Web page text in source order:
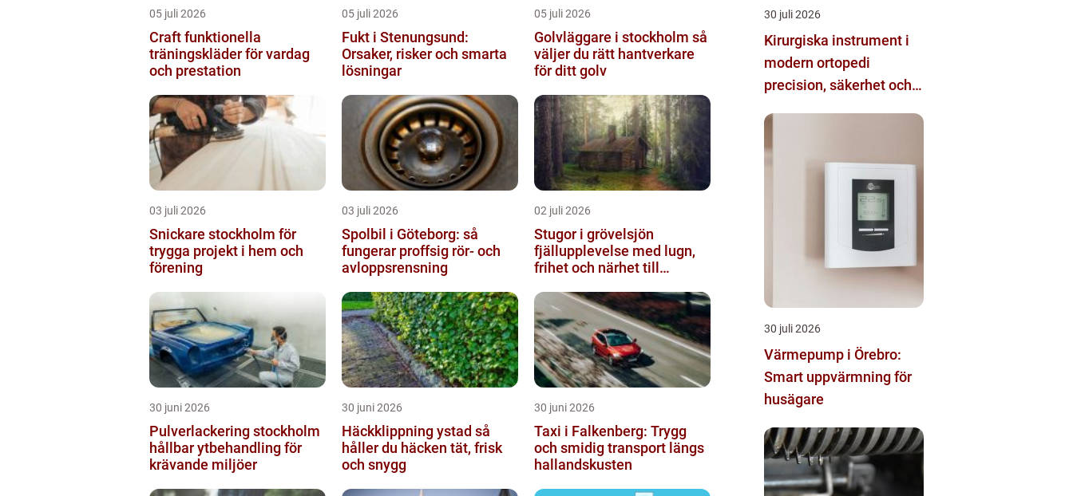
05 juli 2026
Craft funktionella
träningskläder för vardag
och prestation
05 juli 2026
Fukt i Stenungsund:
Orsaker, risker och smarta
lösningar
05 juli 2026
Golvläggare i stockholm så
väljer du rätt hantverkare
för ditt golv
03 juli 2026
Snickare stockholm för
trygga projekt i hem och
förening
03 juli 2026
Spolbil i Göteborg: så
fungerar proffsig rör- och
avloppsrensning
02 juli 2026
Stugor i grövelsjön
fjällupplevelse med lugn,
frihet och närhet till
30 juni 2026
Pulverlackering stockholm
hållbar ytbehandling för
krävande miljöer
30 juni 2026
Häckklippning ystad så
håller du häcken tät, frisk
och snygg
30 juni 2026
Taxi i Falkenberg: Trygg
och smidig transport längs
hallandskusten
30 juli 2026
Kirurgiska instrument i
modern ortopedi
precision, säkerhet och
30 juli 2026
Värmepump i Örebro:
Smart uppvärmning för
husägare